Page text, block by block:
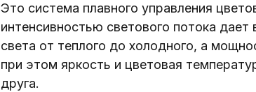
Это система плавного управления
интенсивностью светового потока
света от теплого до холодного, а
при этом яркость и цветовая
друга.